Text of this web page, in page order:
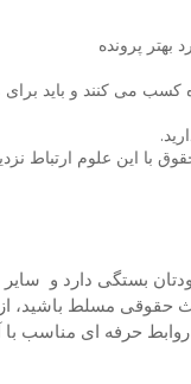
پرونده
می کنند و باید برای
با این علوم ارتباط
بستگی دارد و
مسلط باشید، از
حرفه ای مناسب با